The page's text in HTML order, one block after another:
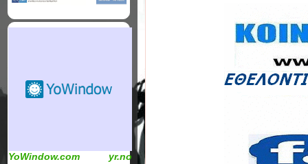
YoWindow.com yr.no